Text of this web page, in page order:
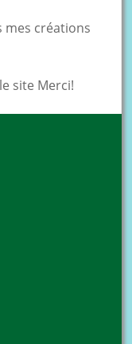
mes créations
site Merci!